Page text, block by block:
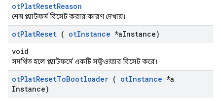
otPlatResetReason
শেষ প্ল্যাটফর্ম রিসেট করার কারণ দেখায়।
otPlatReset ( otInstance *aInstance)
void
সমর্থিত হলে প্ল্যাটফর্মে একটি সফ্টওয়্যার রিসেট করে।
otPlatResetToBootloader ( otInstance *a
Instance)